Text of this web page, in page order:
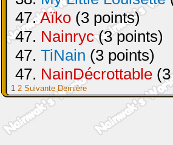
47.Aïko (3 points)
47. Nainryc(3 points)
47. TiNain (3 points)
47. NainDécrottable
1 2 Suivante Dernière